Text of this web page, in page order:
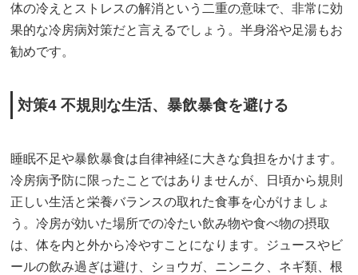
体の冷えとストレスの解消という二重の意味で、非常に効
果的な冷房病対策だと言えるでしょう。半身浴や足湯もお
勧めです。
対策4 不規則な生活、暴飲暴食を避ける
睡眠不足や暴飲暴食は自律神経に大きな負担をかけます。
冷房病予防に限ったことではありませんが、日頃から規則
正しい生活と栄養バランスの取れた食事を心がけましょ
う。冷房が効いた場所での冷たい飲み物や食べ物の摂取
は、体を内と外から冷やすことになります。ジュースやビ
ールの飲み過ぎは避け、ショウガ、ニンニク、ネギ類、根